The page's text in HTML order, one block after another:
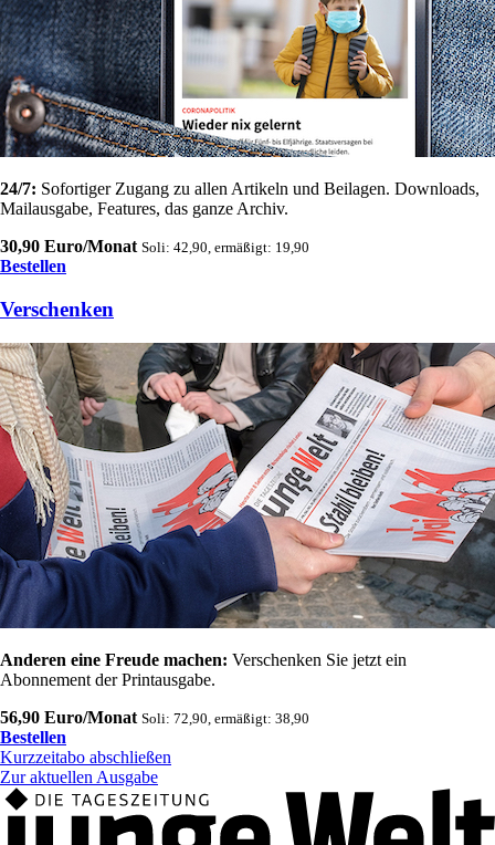
24/7: Sofortiger Zugang zu allen Artikeln und Beilagen. Downloads,
Mailausgabe, Features, das ganze Archiv.
30,90 Euro/Monat Soli: 42,90, ermäßigt: 19,90
Bestellen
Verschenken
Anderen eine Freude machen: Verschenken Sie jetzt ein
Abonnement der Printausgabe.
56,90 Euro/Monat Soli: 72,90, ermäßigt: 38,90
Bestellen
Kurzzeitabo abschließen
Zur aktuellen Ausgabe